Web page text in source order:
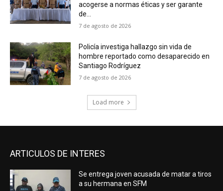
acogerse a normas éticas y ser garante
de...
7 de agosto de 2026
Policía investiga hallazgo sin vida de
hombre reportado como desaparecido en
Santiago Rodríguez
7 de agosto de 2026
Load more
ARTICULOS DE INTERES
Se entrega joven acusada de matar a tiros
a su hermana en SFM